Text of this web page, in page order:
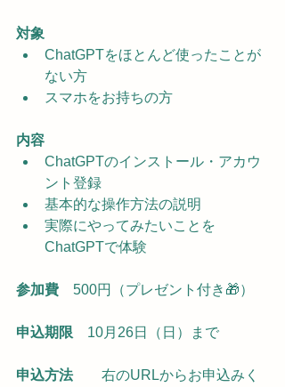
対象
ChatGPTをほとんど使ったことが
ない方
スマホをお持ちの方
内容
ChatGPTのインストール・アカウ
ント登録
基本的な操作方法の説明
実際にやってみたいことを
ChatGPTで体験
参加費 500円（プレゼント付き🎁）
申込期限 10月26日（日）まで
申込方法 右のURLからお申込みく